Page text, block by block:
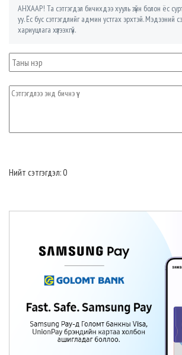
АНХААР! Та сэтгэгдэл бичихдээ хууль зүйн болон ёс
уу. Ёс бус сэтгэгдлийг админ устгах эрхтэй. Мэдээний
хариуцлага хүлээхгүй.
Нийт сэтгэгдэл: 0